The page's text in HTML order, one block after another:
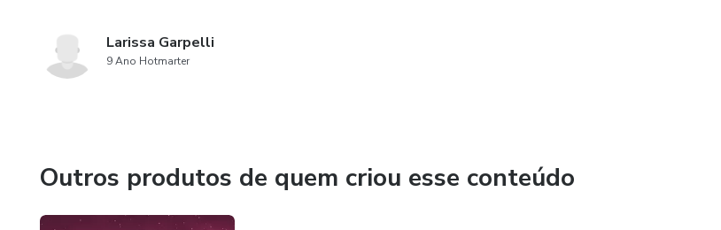
Larissa Garpelli
9 Ano Hotmarter
Outros produtos de quem criou esse conteúdo